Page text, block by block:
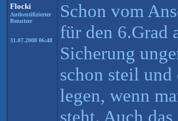
Flocki
Authentifizierter
Benutzer
31.07.2008 06:48
Schon vom
für den 6.Grad
Sicherung
schon steil und
legen, wenn
steht. Auch